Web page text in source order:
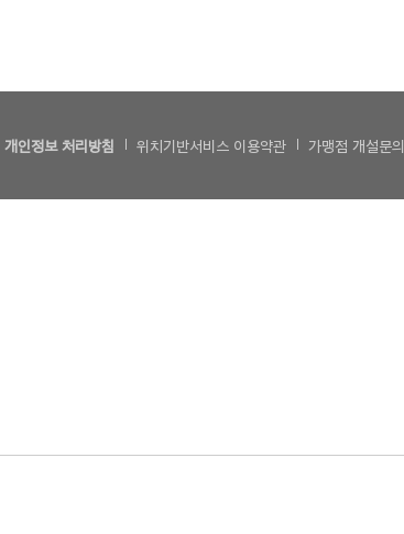
개인정보 처리방침 위치기반서비스 이용약관 가맹점 개설문의